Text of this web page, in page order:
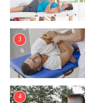
3
4